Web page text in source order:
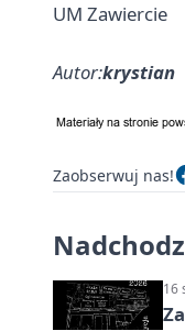
UM Zawiercie
Autor:krystian
Zaobserwuj nas!
16